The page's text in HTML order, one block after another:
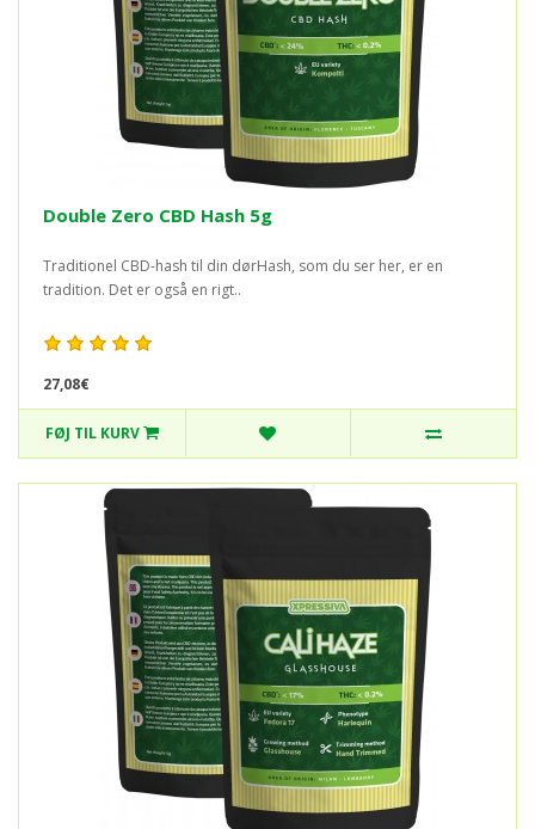
Double Zero CBD Hash 5g
Traditionel CBD-hash til din dørHash, som du ser her, er en
tradition. Det er også en rigt..
27,08€
FØJ TIL KURV